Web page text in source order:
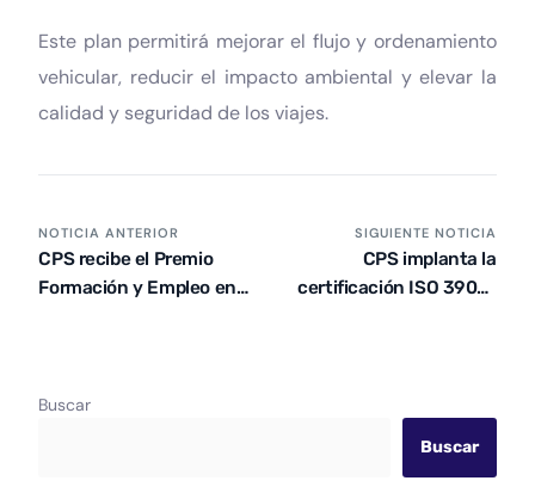
Este plan permitirá mejorar el flujo y ordenamiento
vehicular, reducir el impacto ambiental y elevar la
calidad y seguridad de los viajes.
NOTICIA ANTERIOR
CPS recibe el Premio
Formación y Empleo en
SIGUIENTE NOTICIA
CPS implanta la
certificación ISO 39001
Buscar
Buscar